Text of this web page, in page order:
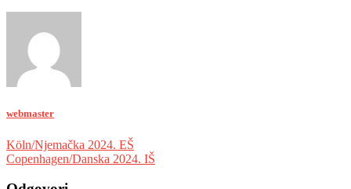
webmaster
Navigacija
objava
Köln/Njemačka 2024. EŠ
Copenhagen/Danska 2024. IŠ